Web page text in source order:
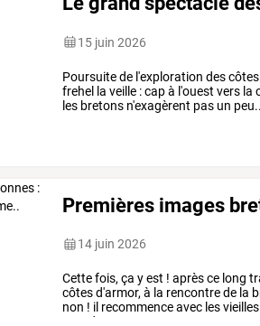
15 juin 2026
Poursuitede l'exploration descôtes
frehel la veille :capà l'ouest vers la
les bretons n'exagèrent pas un
Premières images
14 juin 2026
Cettefois,ça yest ! aprèsce long
côtesd'armor,à la rencontrede la
non ! il recommenceavec lesvieilles
deux